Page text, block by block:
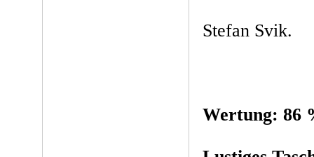
Stefan Svik.
Wertung: 86